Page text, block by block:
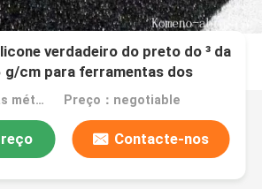
verdadeiro do preto do ³ da
g/cm para ferramentas dos
MOQ：5 toneladas métricas Preço：negotiable
Contacte-nos